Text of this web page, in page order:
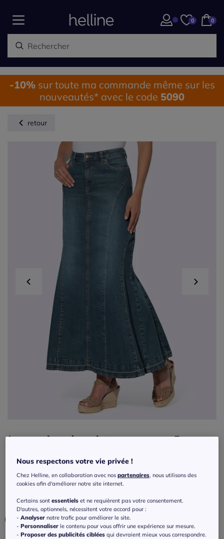
0 0
-10%sur toute ma commande même sur les
nouveautés* avec le code 5090
retour
Jupe en jean à godets avec coupe 5
Couleur :bleu délavé
Nous respectons votre vie privée !
Chez Helline, en collaboration avec nospartenaires, nous utilisons des
cookies afin d'améliorer notre site internet.
Certains sontessentiels et ne requièrent pas votre consentement.
D'autres, optionnels, nécessitent votre accord pour :
-Analyser notre trafic pour améliorer le site.
-Personnaliser le contenu pour vous offrir une expérience sur mesure.
-Proposer des publicités ciblées qui devraient mieux vous correspondre.